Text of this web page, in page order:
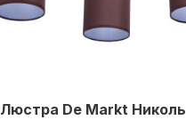
Люстра De Markt Николь